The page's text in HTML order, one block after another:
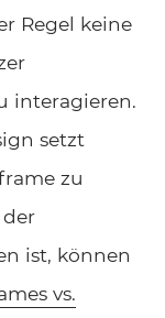
Regel keine
interagieren.
setzt
zu
ist, können
vs.